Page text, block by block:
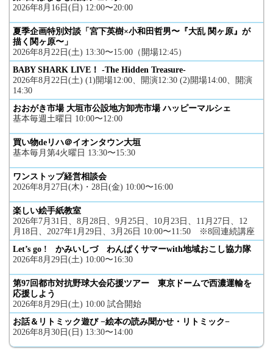
2026年8月16日(日) 12:00〜20:00
夏季企画特別対談「宮下英樹×小和田哲男〜『大乱 関ヶ原』が
描く関ヶ原〜」
2026年8月22日(土) 13:30〜15:00（開場12:45）
BABY SHARK LIVE！ -The Hidden Treasure-
2026年8月22日(土) (1)開場12:00、開演12:30 (2)開場14:00、開演
14:30
おおがき市場 大垣市公設地方卸売市場 ハッピーマルシェ
基本毎週土曜日 10:00〜12:00
買い物deリハ＠イオンタウン大垣
基本毎月第4火曜日 13:30〜15:30
ワンストップ経営相談会
2026年8月27日(木)・28日(金) 10:00〜16:00
楽しい絵手紙教室
2026年7月31日、8月28日、9月25日、10月23日、11月27日、12
月18日、2027年1月29日、3月26日 10:00〜11:50 ※8回連続講座
Let’s go ! かみいしづ わんぱくサマーwith地域おこし協力隊
2026年8月29日(土) 10:00〜16:30
第97回都市対抗野球大会応援ツアー 東京ドームで西濃運輸を
応援しよう
2026年8月29日(土) 10:00 試合開始
お話＆リトミック遊び −絵本の読み聞かせ・リトミック−
2026年8月30日(日) 13:30〜14:00